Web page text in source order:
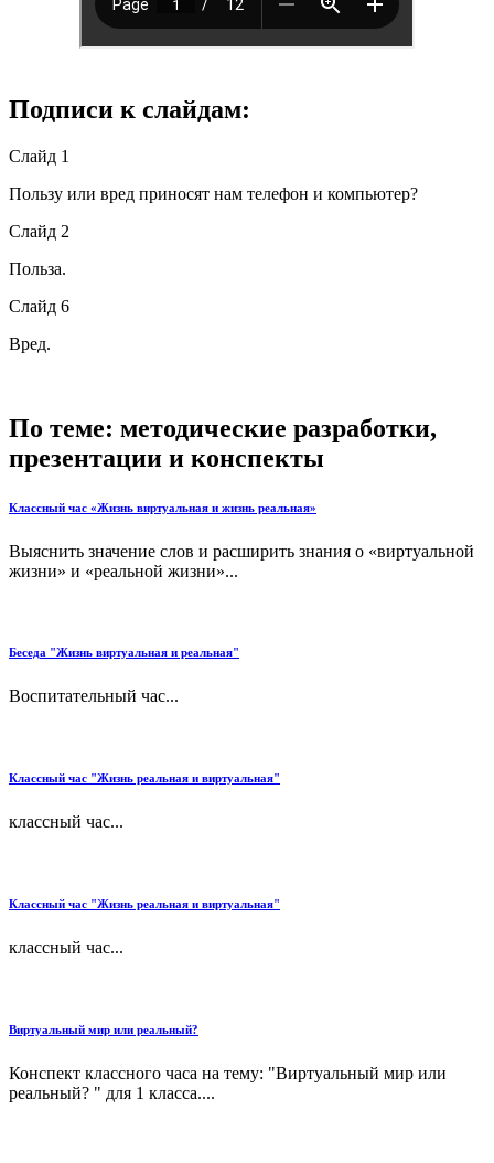
Подписи к слайдам:
Слайд 1
Пользу или вред приносят нам телефон и компьютер?
Слайд 2
Польза.
Слайд 6
Вред.
По теме: методические разработки,
презентации и конспекты
Классный час «Жизнь виртуальная и жизнь реальная»
Выяснить значение слов и расширить знания о «виртуальной
жизни» и «реальной жизни»...
Беседа "Жизнь виртуальная и реальная"
Воспитательный час...
Классный час "Жизнь реальная и виртуальная"
классный час...
Классный час "Жизнь реальная и виртуальная"
классный час...
Виртуальный мир или реальный?
Конспект классного часа на тему: "Виртуальный мир или
реальный? " для 1 класса....